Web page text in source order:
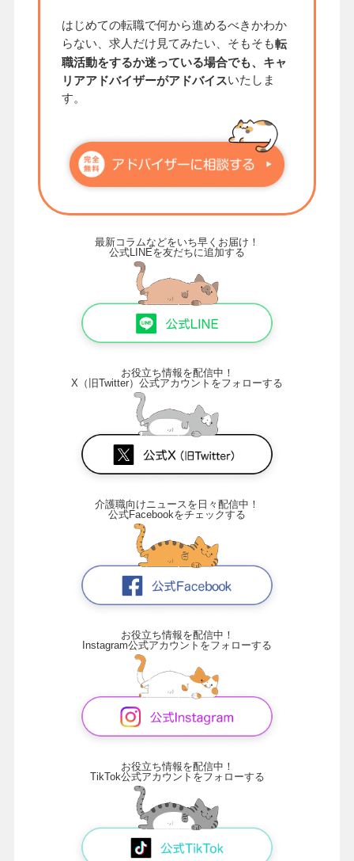
はじめての転職で何から進めるべきかわか
らない、求人だけ見てみたい、そもそも転
職活動をするか迷っている場合でも、キャ
リアアドバイザーがアドバイスいたしま
す。
最新コラムなどをいち早くお届け！
公式LINEを友だちに追加する
お役立ち情報を配信中！
X（旧Twitter）公式アカウントをフォローする
介護職向けニュースを日々配信中！
公式Facebookをチェックする
お役立ち情報を配信中！
Instagram公式アカウントをフォローする
お役立ち情報を配信中！
TikTok公式アカウントをフォローする